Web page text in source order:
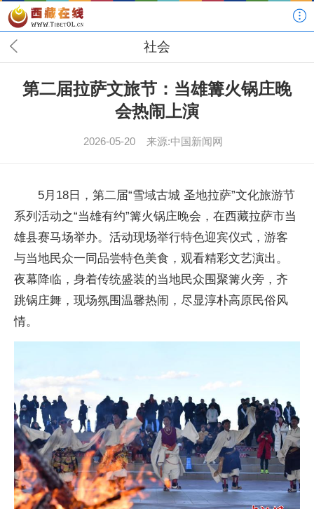
社会
第二届拉萨文旅节：当雄篝火锅庄晚
会热闹上演
2026-05-20 来源:中国新闻网
5月18日，第二届“雪域古城 圣地拉萨”文化旅游节
系列活动之“当雄有约”篝火锅庄晚会，在西藏拉萨市当
雄县赛马场举办。活动现场举行特色迎宾仪式，游客
与当地民众一同品尝特色美食，观看精彩文艺演出。
夜幕降临，身着传统盛装的当地民众围聚篝火旁，齐
跳锅庄舞，现场氛围温馨热闹，尽显淳朴高原民俗风
情。